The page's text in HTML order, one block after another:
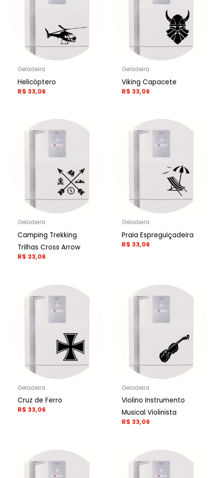
Geladeira
Helicóptero
R$ 33,06
Geladeira
Viking Capacete
R$ 33,06
Geladeira
Camping Trekking
Trilhas Cross Arrow
R$ 33,06
Geladeira
Praia Espreguiçadeira
R$ 33,06
Geladeira
Cruz de Ferro
R$ 33,06
Geladeira
Violino Instrumento
Musical Violinista
R$ 33,06